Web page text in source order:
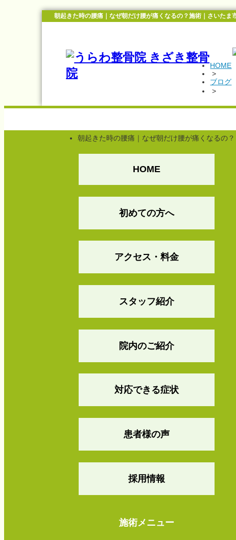
朝起きた時の腰痛｜なぜ朝だけ腰が痛くなるの？施術｜さいたま
HOME
>
ブログ
>
朝起きた時の腰痛｜なぜ朝だけ腰が痛くなるの？
HOME
初めての方へ
アクセス・料金
スタッフ紹介
院内のご紹介
対応できる症状
患者様の声
採用情報
施術メニュー